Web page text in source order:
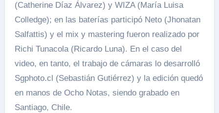
(Catherine Díaz Álvarez) y WIZA (María Luisa
Colledge); en las baterías participó Neto (Jhonatan
Salfattis) y el mix y mastering fueron realizado por
Richi Tunacola (Ricardo Luna). En el caso del
video, en tanto, el trabajo de cámaras lo desarrolló
Sgphoto.cl (Sebastián Gutiérrez) y la edición quedó
en manos de Ocho Notas, siendo grabado en
Santiago, Chile.